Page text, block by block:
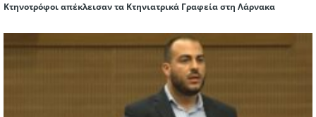
Κτηνοτρόφοι απέκλεισαν τα Κτηνιατρικά Γραφεία στη Λάρνακα